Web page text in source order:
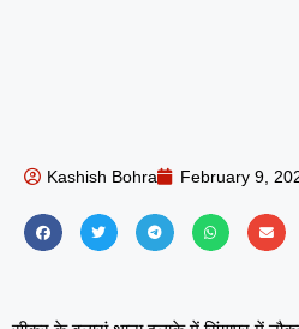
Kashish Bohra February 9,